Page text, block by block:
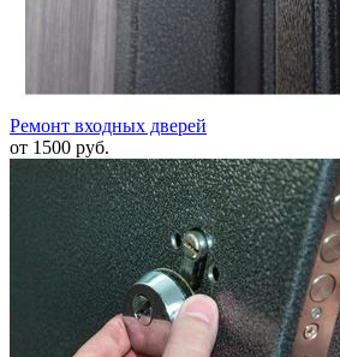
Ремонт входных дверей
от 1500 руб.